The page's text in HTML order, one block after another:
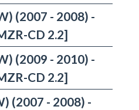
(2007 - 2008) -
CD 2.2]
(2009 - 2010) -
CD 2.2]
(2007 - 2008) -